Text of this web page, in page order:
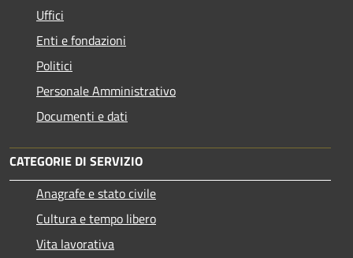
Uffici
Enti e fondazioni
Politici
Personale Amministrativo
Documenti e dati
CATEGORIE DI SERVIZIO
Anagrafe e stato civile
Cultura e tempo libero
Vita lavorativa